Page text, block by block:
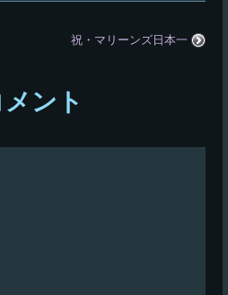
祝・マリーンズ日本一
ント